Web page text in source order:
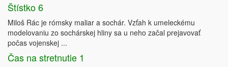
Štístko 6
Miloš Rác je rómsky maliar a sochár. Vzťah k umeleckému
modelovaniu zo sochárskej hliny sa u neho začal prejavovať
počas vojenskej ...
Čas na stretnutie 1